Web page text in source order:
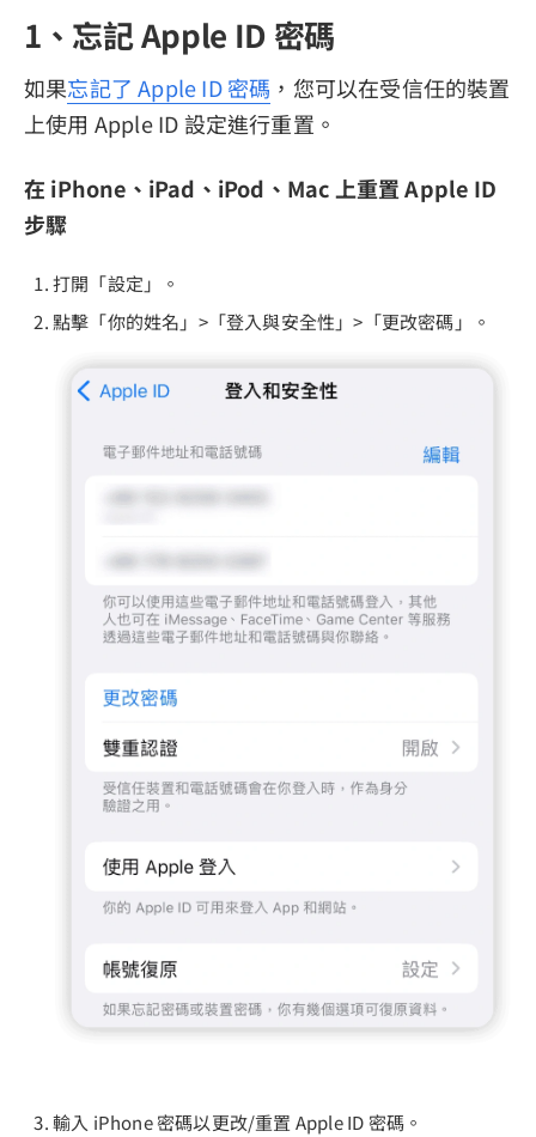
1、忘記 Apple ID 密碼
如果忘記了 Apple ID 密碼 ，您可以在受信任的裝置
上使用 Apple ID 設定進行重置。
在 iPhone、iPad、iPod、Mac 上重置 Apple ID
步驟
打開「設定」。
點擊「你的姓名」>「登入與安全性」>「更改密碼」。
輸入 iPhone 密碼以更改/重置 Apple ID 密碼。